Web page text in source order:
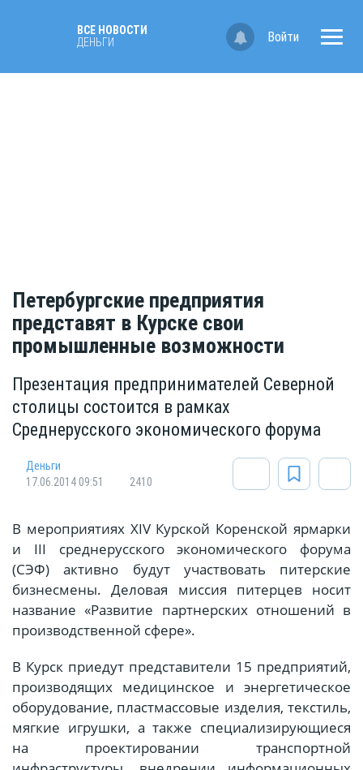
ВСЕ НОВОСТИ
ДЕНЬГИ
Войти
Петербургские предприятия
представят в Курске свои
промышленные возможности
Презентация предпринимателей Северной
столицы состоится в рамках
Среднерусского экономического форума
Деньги
17.06.2014 09:51
2410
В мероприятиях XIV Курской Коренской ярмарки
и III среднерусского экономического форума
(СЭФ) активно будут участвовать питерские
бизнесмены. Деловая миссия питерцев носит
название «Развитие партнерских отношений в
производственной сфере».
В Курск приедут представители 15 предприятий,
производящих медицинское и энергетическое
оборудование, пластмассовые изделия, текстиль,
мягкие игрушки, а также специализирующиеся
на проектировании транспортной